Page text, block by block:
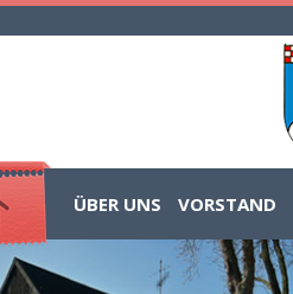
ÜBER UNS VORSTAND